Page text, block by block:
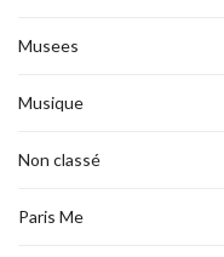
Musees
Musique
Non classé
Paris Me